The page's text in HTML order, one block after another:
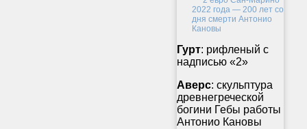
Гурт: рифленый с
надписью «2»
Аверс: скульптура
древнегреческой
богини Гебы работы
Антонио Кановы